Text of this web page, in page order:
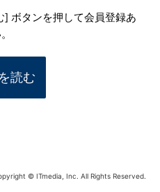
ボタンを押して会員登録あ
読む
© ITmedia, Inc. All Rights Reserved.